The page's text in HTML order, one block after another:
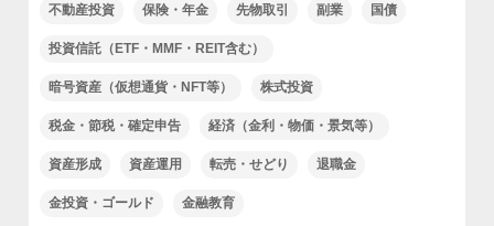
不動産投資 保険・年金 先物取引 副業 国債
投資信託（ETF・MMF・REIT含む）
暗号資産（仮想通貨・NFT等） 株式投資
税金・節税・確定申告 経済（金利・物価・景気等）
資産形成 資産運用 転売・せどり 退職金
金投資・ゴールド 金融教育